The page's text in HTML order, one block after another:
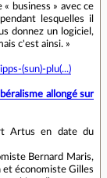
business » avec ce
lesquelles il
donnez un logiciel,
c'est ainsi. »
(sun)-plu(...)
allongé sur
Artus en date du
Bernard Maris,
et économiste Gilles